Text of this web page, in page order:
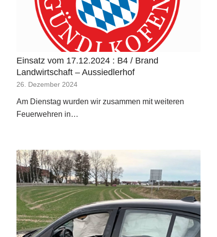
Einsatz vom 17.12.2024 : B4 / Brand
Landwirtschaft – Aussiedlerhof
26. Dezember 2024
Am Dienstag wurden wir zusammen mit weiteren
Feuerwehren in…